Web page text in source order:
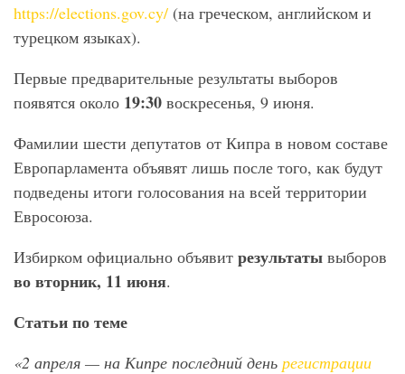
https://elections.gov.cy/ (на греческом, английском и
турецком языках).
Первые предварительные результаты выборов
появятся около 19:30 воскресенья, 9 июня.
Фамилии шести депутатов от Кипра в новом составе
Европарламента объявят лишь после того, как будут
подведены итоги голосования на всей территории
Евросоюза.
Избирком официально объявит результаты выборов
во вторник, 11 июня.
Статьи по теме
«2 апреля — на Кипре последний день регистрации